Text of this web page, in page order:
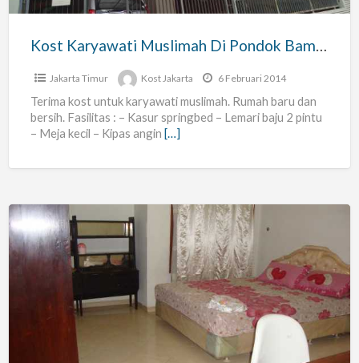
Kost Karyawati Muslimah Di Pondok Bambu
Jakarta Timur Kost Jakarta 6 Februari 2014
Terima kost untuk karyawati muslimah. Rumah baru dan
bersih. Fasilitas : – Kasur springbed – Lemari baju 2 pintu
– Meja kecil – Kipas angin […]
Kost
Putri